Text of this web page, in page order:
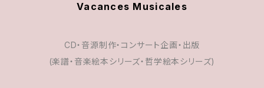
Vacances Musicales
CD・音源制作・コンサート企画・出版
(楽譜・音楽絵本シリーズ・哲学絵本シリーズ)